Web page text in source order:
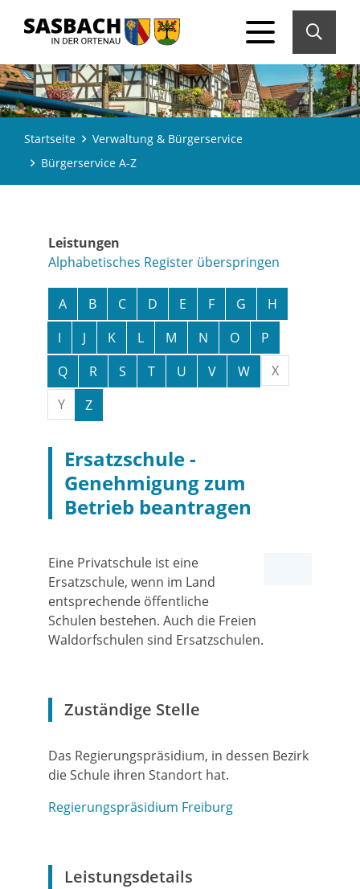
Startseite
Verwaltung & Bürgerservice
Bürgerservice A-Z
Leistungen
Alphabetisches Register überspringen
A B C D E F G
H
I
J K L M N O
P
Q
R S T U V W
X
Y
Z
Ersatzschule -
Genehmigung zum
Betrieb beantragen
Eine Privatschule ist eine
Ersatzschule, wenn im Land
entsprechende öffentliche
Schulen bestehen. Auch die Freien
Waldorfschulen sind Ersatzschulen.
Zuständige Stelle
Das Regierungspräsidium, in dessen Bezirk
die Schule ihren Standort hat.
Regierungspräsidium Freiburg
Leistungsdetails